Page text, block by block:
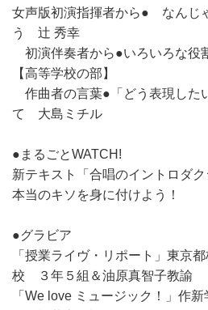
女声版初演指揮者から● なんじ
う 辻 秀幸
初演伴奏者から●いろいろな役
【高等学校の部】
作曲者の言葉●「どう表現した
て 大島ミチル
●まるごとWATCH!
新テキスト「合唱のイントロダ
本当のキソを身に付けよう！
●グラビア
「授業ライヴ・リポート」東京
校 ３年５組＆油原真智子教諭
「We love ミュージック！」作